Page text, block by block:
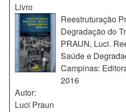
Livro
Reestruturação
Degradação do
PRAUN, Luci.
Saúde e
Campinas:
2016
Autor:
Luci Praun